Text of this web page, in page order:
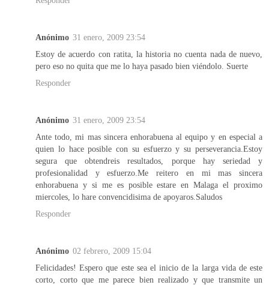
Anónimo 31 enero, 2009 23:54
Estoy de acuerdo con ratita, la historia no cuenta nada de nuevo,
pero eso no quita que me lo haya pasado bien viéndolo. Suerte
Responder
Anónimo 31 enero, 2009 23:54
Ante todo, mi mas sincera enhorabuena al equipo y en especial a
quien lo hace posible con su esfuerzo y su perseverancia.Estoy
segura que obtendreis resultados, porque hay seriedad y
profesionalidad y esfuerzo.Me reitero en mi mas sincera
enhorabuena y si me es posible estare en Malaga el proximo
miercoles, lo hare convencidisima de apoyaros.Saludos
Responder
Anónimo 02 febrero, 2009 15:04
Felicidades! Espero que este sea el inicio de la larga vida de este
corto, corto que me parece bien realizado y que transmite un